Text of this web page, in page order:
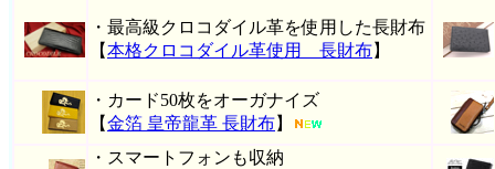
・最高級クロコダイル革を使用した長財布
【本格クロコダイル革使用 長財布】
・カード50枚をオーガナイズ
【金箔 皇帝龍革 長財布】
・スマートフォンも収納